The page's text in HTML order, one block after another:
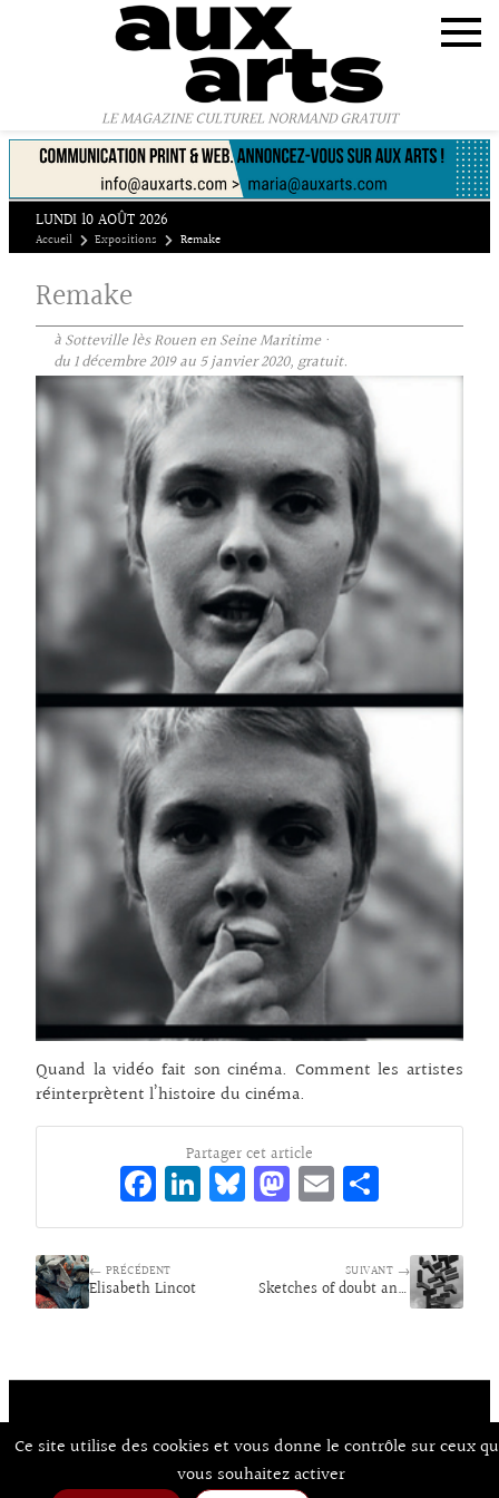
LE MAGAZINE CULTUREL NORMAND GRATUIT
LUNDI 10 AOÛT 2026
Accueil Expositions Remake
Remake
à Sotteville lès Rouen en Seine Maritime ·
du 1 décembre 2019 au 5 janvier 2020, gratuit.
Quand la vidéo fait son cinéma. Comment les artistes
réinterprètent l’histoire du cinéma.
Partager cet article
Fa
ce
bo
o
Li
n
Bl
ue
y
M
as
d
E
m
ai
l
rt
ag
er
← PRÉCÉDENT
Elisabeth Lincot
SUIVANT →
Sketches of doubt and model of light
Contact
À Propos d’Aux Arts
Mentions Légales / CGU
Panneau de gestion des cookies
Ce site utilise des cookies et vous donne le contrôle sur ceux
vous souhaitez activer